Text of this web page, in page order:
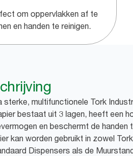
om oppervlakken af te
en handen te reinigen.
sterke, multifunctionele Tork
bestaat uit 3 lagen, heeft een
en beschermt de handen
kan worden gebruikt in zowel
Dispensers als de